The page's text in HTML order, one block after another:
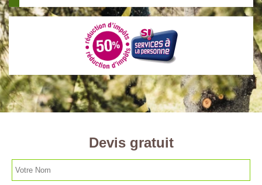
Devis gratuit